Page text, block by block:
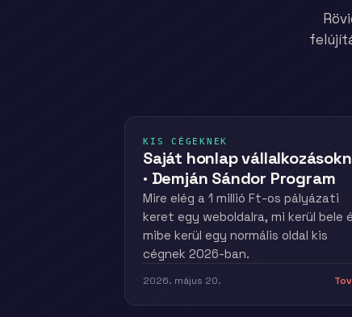
KIS CÉGEKNEK
Saját honlap
· Demján Sándor Program
Mire elég a 1 millió Ft-os pályázati
keret egy weboldalra, mi kerül bele
mibe kerül egy normális oldal kis
cégnek 2026-ban.
2026. május 20.